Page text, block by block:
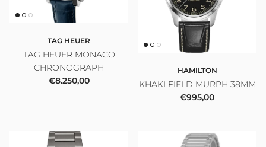
TAG HEUER
TAG HEUER MONACO
CHRONOGRAPH
Prezzo normale
€8.250,00
HAMILTON
KHAKI FIELD MURPH 38MM
Prezzo normale
€995,00